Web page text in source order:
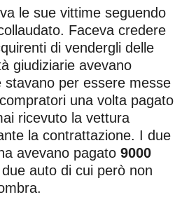
le sue vittime seguendo
Faceva credere
di vendergli delle
giudiziarie avevano
stavano per essere messe
una volta pagato
ricevuto la vettura
la contrattazione. I due
avevano pagato 9000
auto di cui però non